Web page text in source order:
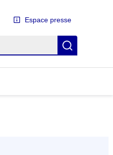
Espace presse